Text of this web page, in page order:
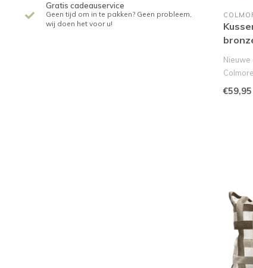
Gratis cadeauservice
Geen tijd om in te pakken? Geen probleem,
wij doen het voor u!
Nieuwe
€59,95